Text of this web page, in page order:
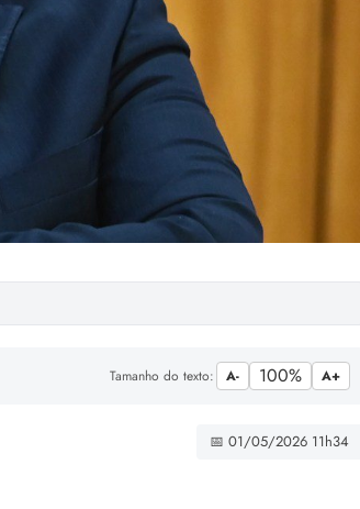
Tamanho do texto: A- 100% A+
📅 01/05/2026 11h34